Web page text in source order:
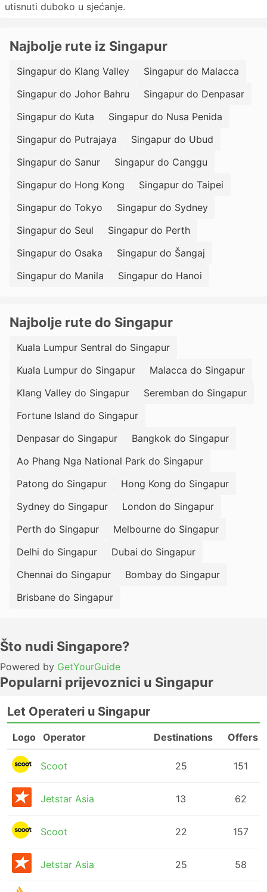
utisnuti duboko u sjećanje.
Najbolje rute iz Singapur
Singapur do Klang Valley
Singapur do Malacca
Singapur do Johor Bahru
Singapur do Denpasar
Singapur do Kuta
Singapur do Nusa Penida
Singapur do Putrajaya
Singapur do Ubud
Singapur do Sanur
Singapur do Canggu
Singapur do Hong Kong
Singapur do Taipei
Singapur do Tokyo
Singapur do Sydney
Singapur do Seul
Singapur do Perth
Singapur do Osaka
Singapur do Šangaj
Singapur do Manila
Singapur do Hanoi
Najbolje rute do Singapur
Kuala Lumpur Sentral do Singapur
Kuala Lumpur do Singapur
Malacca do Singapur
Klang Valley do Singapur
Seremban do Singapur
Fortune Island do Singapur
Denpasar do Singapur
Bangkok do Singapur
Ao Phang Nga National Park do Singapur
Patong do Singapur
Hong Kong do Singapur
Sydney do Singapur
London do Singapur
Perth do Singapur
Melbourne do Singapur
Delhi do Singapur
Dubai do Singapur
Chennai do Singapur
Bombay do Singapur
Brisbane do Singapur
Što nudi Singapore?
Powered by GetYourGuide
Popularni prijevoznici u Singapur
Let Operateri u Singapur
Logo Operator Destinations Offers
Scoot 25 151
Jetstar Asia 13 62
Scoot 22 157
Jetstar Asia 25 58